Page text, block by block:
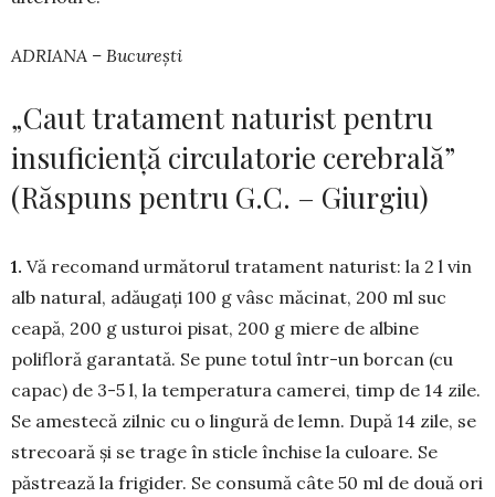
ADRIANA – București
„Caut tratament naturist pentru
insuficiență circulatorie cerebrală”
(Răspuns pentru G.C. – Giurgiu)
1. Vă recomand următorul trata­ment naturist: la 2 l vin
alb natural, adă­ugați 100 g vâsc mă­cinat, 200 ml suc
ceapă, 200 g usturoi pisat, 200 g miere de albine
polifloră garantată. Se pune totul într-un borcan (cu
capac) de 3-5 l, la tem­peratura ca­me­rei, timp de 14 zile.
Se amestecă zil­nic cu o lin­gu­ră de lemn. După 14 zile, se
stre­coară și se trage în sticle închise la culoare. Se
păstrează la fri­gi­der. Se consumă câte 50 ml de două ori